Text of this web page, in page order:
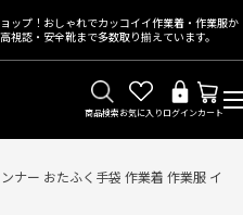
ップ！おしゃれでカッコイイ作業着・作業服か
視認・安全靴まで多数取り揃えています。
商品検索お気に入りログインカート
ナー おたふく手袋 作業着 作業服 イ